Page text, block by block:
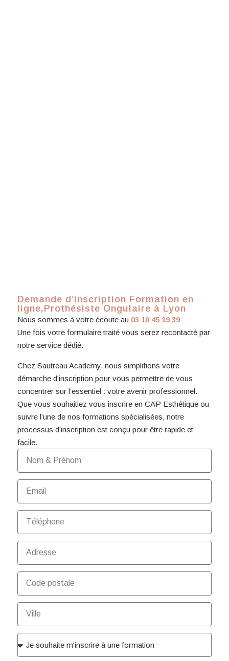
Demande d’inscription Formation en
ligne,Prothésiste Ongulaire à Lyon
Nous sommes à votre écoute au 03 10 45 19 39
Une fois votre formulaire traité vous serez recontacté par
notre service dédié.
Chez Sautreau Academy, nous simplifions votre
démarche d’inscription pour vous permettre de vous
concentrer sur l’essentiel : votre avenir professionnel.
Que vous souhaitiez vous inscrire en CAP Esthétique ou
suivre l’une de nos formations spécialisées, notre
processus d’inscription est conçu pour être rapide et
facile.